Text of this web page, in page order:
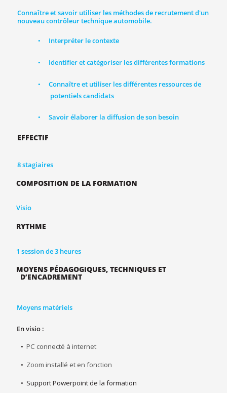
Connaître et savoir utiliser les méthodes de recrutement d'un
nouveau contrôleur technique automobile.
• Interpréter le contexte
• Identifier et catégoriser les différentes formations
•
Connaître et utiliser les différentes ressources de
potentiels candidats
• Savoir élaborer la diffusion de son besoin
EFFECTIF
8 stagiaires
COMPOSITION DE LA FORMATION
Visio
RYTHME
1 session de 3 heures
MOYENS PÉDAGOGIQUES, TECHNIQUES ET
D’ENCADREMENT
Moyens matériels
En visio :
• PC connecté à internet
• Zoom installé et en fonction
• Support Powerpoint de la formation